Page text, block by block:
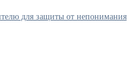
для защиты от непонимания